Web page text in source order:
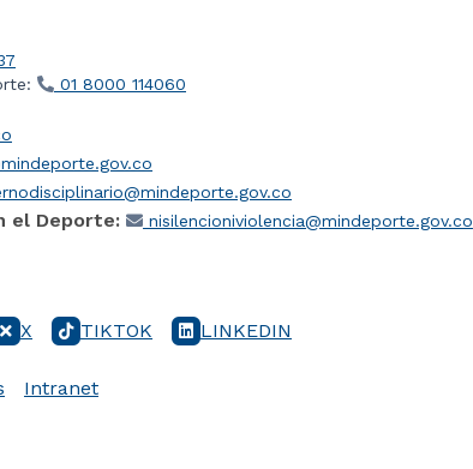
01 8000 114060
el Deporte: nisilencioniviolencia@mindeporte.gov.co
X TIKTOK LINKEDIN
Intranet